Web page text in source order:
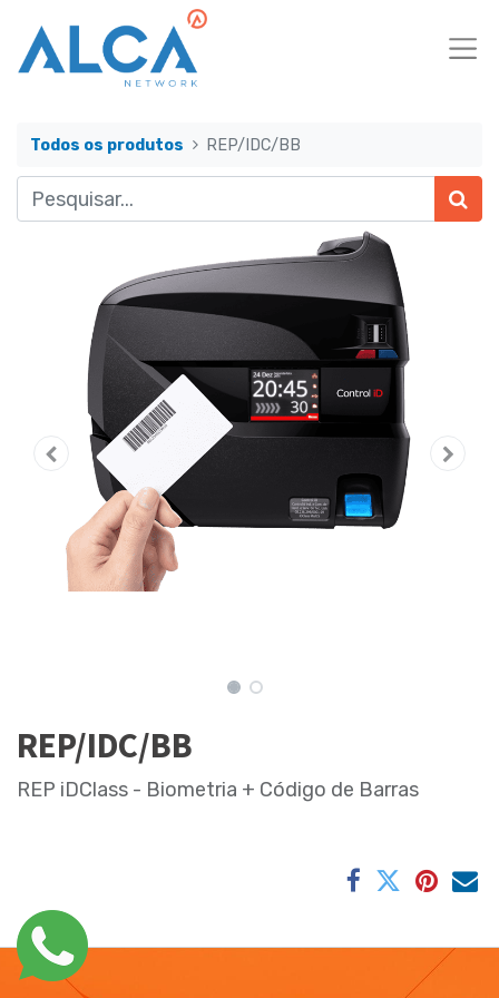
Todos os produtos REP/IDC/BB
REP/IDC/BB
REP iDClass - Biometria + Código de Barras